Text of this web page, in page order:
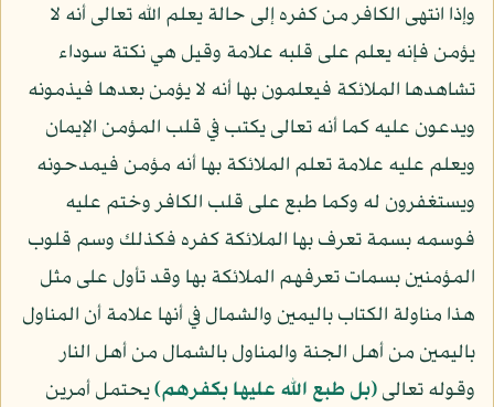
وإذا انتهى الكافر من كفره إلى حالة يعلم الله تعالى أنه لا
يؤمن فإنه يعلم على قلبه علامة وقيل هي نكتة سوداء
تشاهدها الملائكة فيعلمون بها أنه لا يؤمن بعدها فيذمونه
ويدعون عليه كما أنه تعالى يكتب في قلب المؤمن الإيمان
ويعلم عليه علامة تعلم الملائكة بها أنه مؤمن فيمدحونه
ويستغفرون له وكما طبع على قلب الكافر وختم عليه
فوسمه بسمة تعرف بها الملائكة كفره فكذلك وسم قلوب
المؤمنين بسمات تعرفهم الملائكة بها وقد تأول على مثل
هذا مناولة الكتاب باليمين والشمال في أنها علامة أن المناول
باليمين من أهل الجنة والمناول بالشمال من أهل النار
وقوله تعالى﴿بل طبع الله عليها بكفرهم﴾يحتمل أمرين